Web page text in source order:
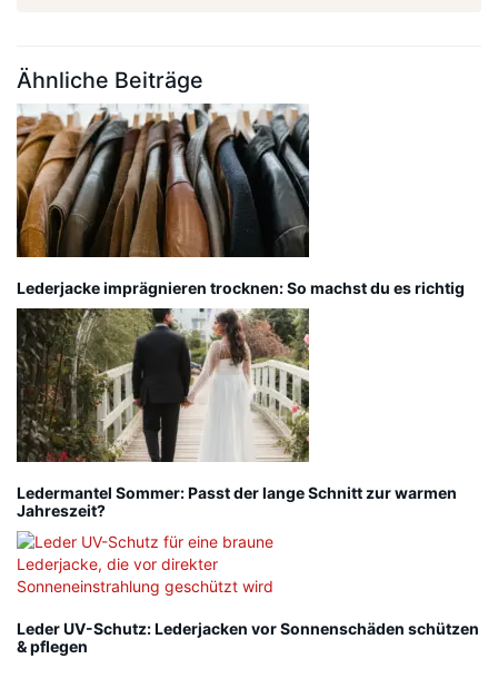
Ähnliche Beiträge
Lederjacke imprägnieren trocknen: So machst du es richtig
Ledermantel Sommer: Passt der lange Schnitt zur warmen
Jahreszeit?
Leder UV-Schutz: Lederjacken vor Sonnenschäden schützen
& pflegen